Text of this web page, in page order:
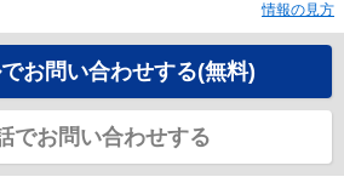
情報の見方
お問い合わせする(無料)
でお問い合わせする